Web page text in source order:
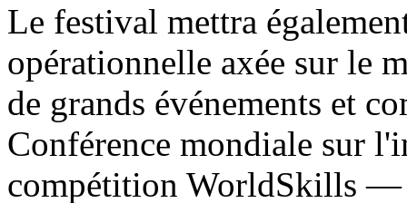
Le festival mettra
opérationnelle axée sur le
de grands événements et
Conférence mondiale sur
compétition WorldSkills —